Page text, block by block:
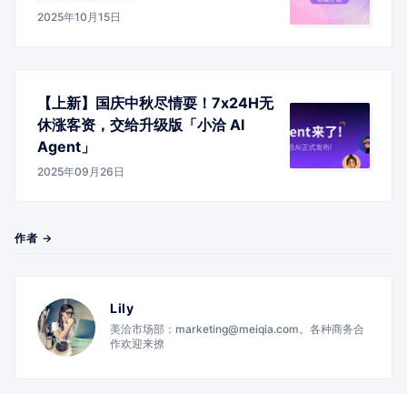
2025年10月15日
【上新】国庆中秋尽情耍！7x24H无
休涨客资，交给升级版「小洽 AI
Agent」
2025年09月26日
作者 →
Lily
美洽市场部：marketing@meiqia.com。各种商务合
作欢迎来撩